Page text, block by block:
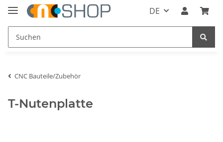
DE
CNC Bauteile/Zubehör
T-Nutenplatte